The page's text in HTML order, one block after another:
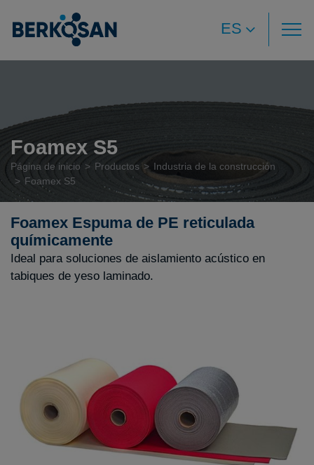
ES
Foamex S5
Página de inicio Productos
Industria de la construcción
Foamex S5
Foamex Espuma de PE reticulada
químicamente
Ideal para soluciones de aislamiento acústico en
tabiques de yeso laminado.